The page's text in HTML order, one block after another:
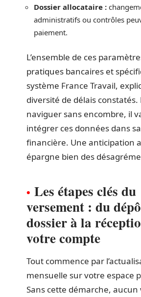
Dossier allocataire :
administratifs ou contrôles
paiement.
L’ensemble de ces
pratiques bancaires et
système France Travail,
diversité de délais constatés.
naviguer sans encombre, il
intégrer ces données dans
financière. Une anticipation
épargne bien des
Les étapes clés du
versement : du
dossier à la
votre compte
Tout commence par
mensuelle sur votre espace
Sans cette démarche,